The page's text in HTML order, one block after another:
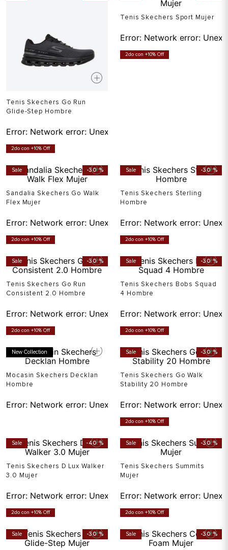
Tenis Skechers Go Run
Glide-Step Hombre
Error: Network error: Unexpected token T in JSON at
2do con +10% Off
Tenis Skechers Sport Mujer
Error: Network error:
2do con +10% Off
Sale -30 %
Sandalia Skechers Go Walk
Flex Mujer
Error: Network error: Unexpected token T in JSON at
2do con +10% Off
Sale -30 %
Tenis Skechers Sterling
Hombre
Error: Network error:
2do con +10% Off
Sale -30 %
Tenis Skechers Go Run
Consistent 2.0 Hombre
Error: Network error: Unexpected token T in JSON at
2do con +10% Off
Sale -30 %
Tenis Skechers Bobs Squad
4 Hombre
Error: Network error:
2do con +10% Off
New Collection
Mocasin Skechers Decklan
Hombre
Error: Network error: Unexpected token T in JSON at
Sale -30 %
Tenis Skechers Go Walk
Stability 20 Hombre
Error: Network error:
2do con +10% Off
Sale -40 %
Tenis Skechers D Lux Walker
3.0 Mujer
Error: Network error: Unexpected token T in JSON at
2do con +10% Off
Sale -30 %
Tenis Skechers Summits
Mujer
Error: Network error:
2do con +10% Off
Sale -30 % Sale -30 %